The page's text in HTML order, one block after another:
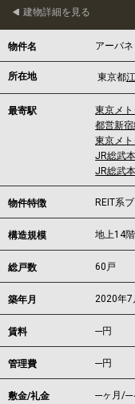
建物詳細を見る
物件名 アーバ
所在地 東京都
最寄駅 東京メ
都営新宿
東京メ
JR総武
JR総武
物件特徴 REIT系
構造規模 地上14
総戸数 60戸
築年月 2020年7
賃料 ---円
管理費 ---円
敷金/礼金 ---ヶ月/